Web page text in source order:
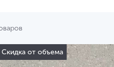
Скидка от объема